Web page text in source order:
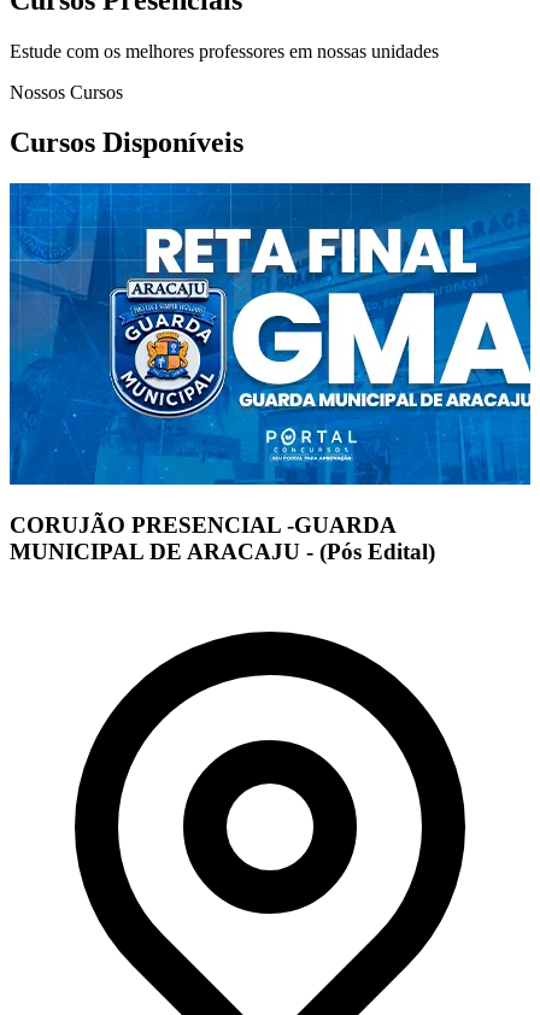
Estude com os melhores professores em nossas unidades
Nossos Cursos
Cursos Disponíveis
CORUJÃO PRESENCIAL -GUARDA
MUNICIPAL DE ARACAJU - (Pós Edital)